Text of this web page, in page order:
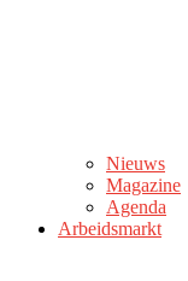
Nieuws
Magazine
Agenda
Arbeidsmarkt